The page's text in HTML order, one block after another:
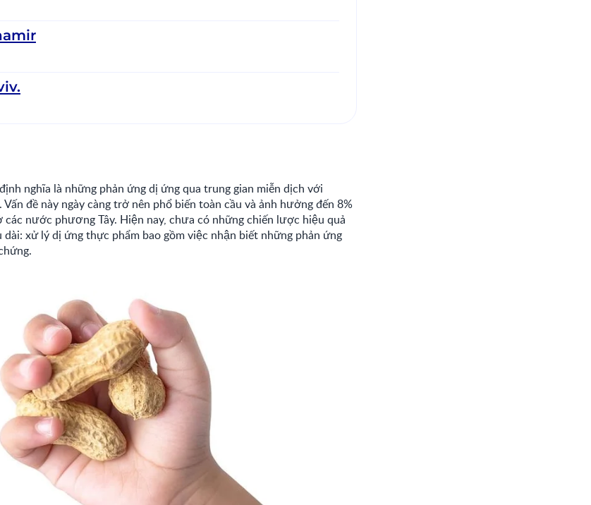
nghĩa là những phản ứng dị ứng qua trung gian miễn dịch với
đề này ngày càng trở nên phổ biến toàn cầu và ảnh hưởng đến 8%
nước phương Tây. Hiện nay, chưa có những chiến lược hiệu quả
dài: xử lý dị ứng thực phẩm bao gồm việc nhận biết những phản ứng